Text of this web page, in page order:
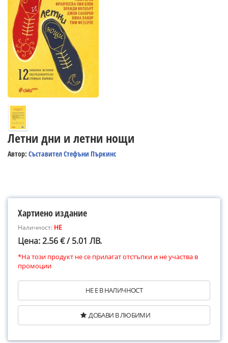
Летни дни и летни нощи
Автор: Съставител Стефъни Пъркинс
Хартиено издание
Наличност: НЕ
Цена: 2.56 € / 5.01 ЛВ.
*На този продукт не се прилагат отстъпки и не участва в
промоции
НЕ Е В НАЛИЧНОСТ
ДОБАВИ В ЛЮБИМИ